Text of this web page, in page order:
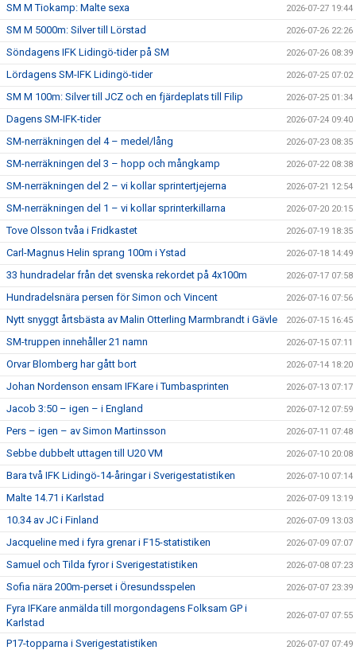
SM M Tiokamp: Malte sexa 2026-07-27 19:44
SM M 5000m: Silver till Lörstad 2026-07-26 22:26
Söndagens IFK Lidingö-tider på SM 2026-07-26 08:39
Lördagens SM-IFK Lidingö-tider 2026-07-25 07:02
SM M 100m: Silver till JCZ och en fjärdeplats till Filip 2026-07-25 01:34
Dagens SM-IFK-tider 2026-07-24 09:40
SM-nerräkningen del 4 – medel/lång 2026-07-23 08:35
SM-nerräkningen del 3 – hopp och mångkamp 2026-07-22 08:38
SM-nerräkningen del 2 – vi kollar sprintertjejerna 2026-07-21 12:54
SM-nerräkningen del 1 – vi kollar sprinterkillarna 2026-07-20 20:15
Tove Olsson tvåa i Fridkastet 2026-07-19 18:35
Carl-Magnus Helin sprang 100m i Ystad 2026-07-18 14:49
33 hundradelar från det svenska rekordet på 4x100m 2026-07-17 07:58
Hundradelsnära persen för Simon och Vincent 2026-07-16 07:56
Nytt snyggt årtsbästa av Malin Otterling Marmbrandt i Gävle 2026-07-15 16:45
SM-truppen innehåller 21 namn 2026-07-15 07:11
Orvar Blomberg har gått bort 2026-07-14 18:20
Johan Nordenson ensam IFKare i Tumbasprinten 2026-07-13 07:17
Jacob 3:50 – igen – i England 2026-07-12 07:59
Pers – igen – av Simon Martinsson 2026-07-11 07:48
Sebbe dubbelt uttagen till U20 VM 2026-07-10 20:08
Bara två IFK Lidingö-14-åringar i Sverigestatistiken 2026-07-10 07:14
Malte 14.71 i Karlstad 2026-07-09 13:19
10.34 av JC i Finland 2026-07-09 13:03
Jacqueline med i fyra grenar i F15-statistiken 2026-07-09 07:07
Samuel och Tilda fyror i Sverigestatistiken 2026-07-08 07:23
Sofia nära 200m-perset i Öresundsspelen 2026-07-07 23:39
Fyra IFKare anmälda till morgondagens Folksam GP i
Karlstad
2026-07-07 07:55
P17-topparna i Sverigestatistiken 2026-07-07 07:49